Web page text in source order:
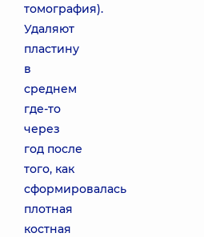
томография).
Удаляют
пластину
в
среднем
где-то
через
год после
того, как
сформировалась
плотная
костная